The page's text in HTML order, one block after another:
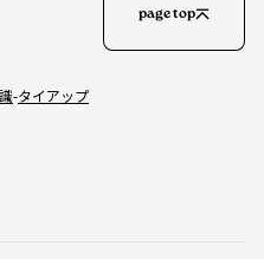
タイアップ
page top